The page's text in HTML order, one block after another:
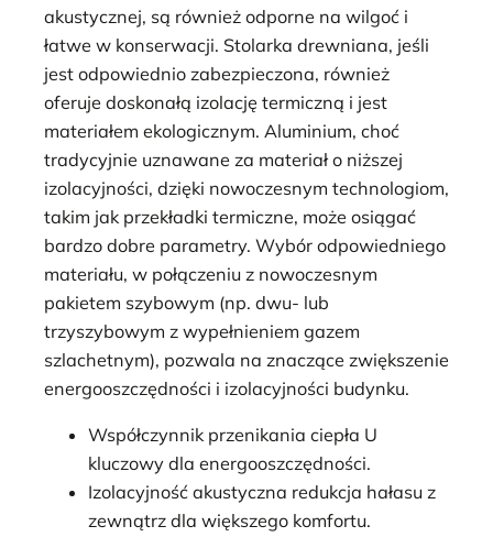
akustycznej, są również odporne na wilgoć i
łatwe w konserwacji. Stolarka drewniana, jeśli
jest odpowiednio zabezpieczona, również
oferuje doskonałą izolację termiczną i jest
materiałem ekologicznym. Aluminium, choć
tradycyjnie uznawane za materiał o niższej
izolacyjności, dzięki nowoczesnym technologiom,
takim jak przekładki termiczne, może osiągać
bardzo dobre parametry. Wybór odpowiedniego
materiału, w połączeniu z nowoczesnym
pakietem szybowym (np. dwu- lub
trzyszybowym z wypełnieniem gazem
szlachetnym), pozwala na znaczące zwiększenie
energooszczędności i izolacyjności budynku.
Współczynnik przenikania ciepła U
kluczowy dla energooszczędności.
Izolacyjność akustyczna redukcja hałasu z
zewnątrz dla większego komfortu.